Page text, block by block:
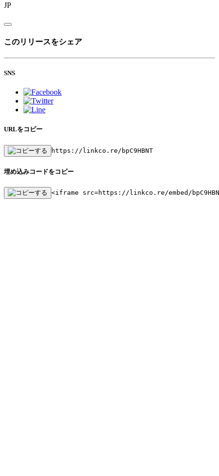
JP
このリリースをシェア
SNS
URLをコピー
https://linkco.re/bpC9HBNT
埋め込みコードをコピー
<iframe src=https://linkco.re/embed/